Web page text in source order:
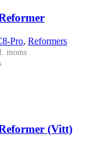
Pro, Reformers
moms
(Vitt)